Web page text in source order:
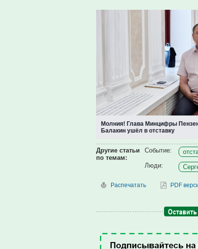
Молния! Глава Минцифры
Балакин ушёл в отставку
Другие статьи
по темам:
Событие:
Люди:
Распечатать PDF